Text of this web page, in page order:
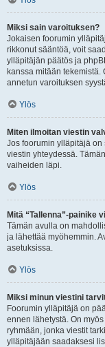
Miksi sain varoituksen?
Jokaisen foorumin
rikkonut sääntöä, voit
ylläpitäjän päätös ja
kanssa mitään
annetun varoituksen
Ylös
Miten ilmoitan viestin
Jos foorumin ylläpitäjä
viestin yhteydessä.
vaiheiden läpi.
Ylös
Mitä “Tallenna”-painike
Tämän avulla on
ja lähettää myöhemmin.
asetuksissa.
Ylös
Miksi minun viestini
Foorumin ylläpitäjä on
ennen lähetystä. On
ryhmään, jonka viestit
ylläpitäjään saadaksesi